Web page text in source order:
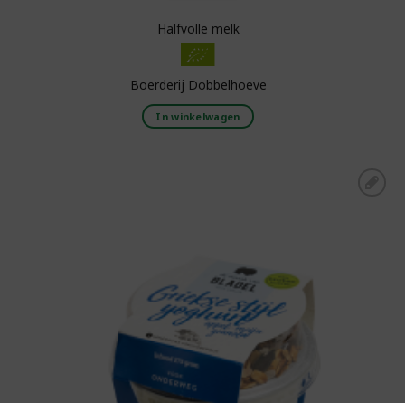
Halfvolle melk
Boerderij Dobbelhoeve
In winkelwagen